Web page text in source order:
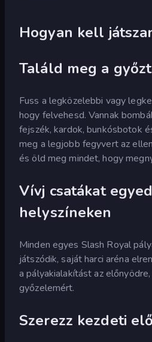
Hogyan kell
Találd meg a
Fuss a legközelebbi vagy
hogy felvehesd. Vannak
fejszék, kardok, bunkósbotok
meg a legjobb fegyvert az
és öld meg mindet, hogy
Vívj csatákat
helyszíneken
Minden egyes Slash Royal
játszódik, saját harci aréna
a pályakialakítást az
győzelemért.
Szerezz kezdeti